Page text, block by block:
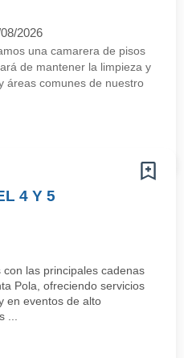
2026
una camarera de pisos
de mantener la limpieza y
áreas comunes de nuestro
4 Y 5
las principales cadenas
Pola, ofreciendo servicios
en eventos de alto
...